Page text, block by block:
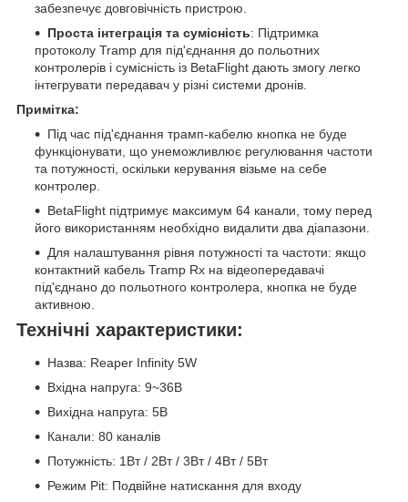
забезпечує довговічність пристрою.
Проста інтеграція та сумісність: Підтримка
протоколу Tramp для під'єднання до польотних
контролерів і сумісність із BetaFlight дають змогу легко
інтегрувати передавач у різні системи дронів.
Примітка:
Під час під'єднання трамп-кабелю кнопка не буде
функціонувати, що унеможливлює регулювання частоти
та потужності, оскільки керування візьме на себе
контролер.
BetaFlight підтримує максимум 64 канали, тому перед
його використанням необхідно видалити два діапазони.
Для налаштування рівня потужності та частоти: якщо
контактний кабель Tramp Rx на відеопередавачі
під'єднано до польотного контролера, кнопка не буде
активною.
Технічні характеристики:
Назва: Reaper Infinity 5W
Вхідна напруга: 9~36В
Вихідна напруга: 5В
Канали: 80 каналів
Потужність: 1Вт / 2Вт / 3Вт / 4Вт / 5Вт
Режим Pit: Подвійне натискання для входу